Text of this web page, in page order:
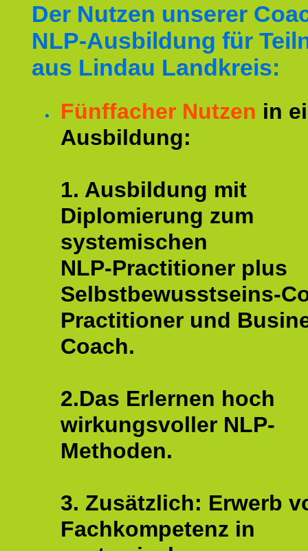
Der Nutzen unserer
NLP-Ausbildung für
aus Lindau Landkreis:
Fünffacher Nutzen in
Ausbildung:
1. Ausbildung mit
Diplomierung zum
systemischen
NLP-Practitioner plus
Selbstbewusstseins-
Practitioner und
Coach.
2.Das Erlernen hoch
wirkungsvoller NLP-
Methoden.
3. Zusätzlich: Erwerb
Fachkompetenz in